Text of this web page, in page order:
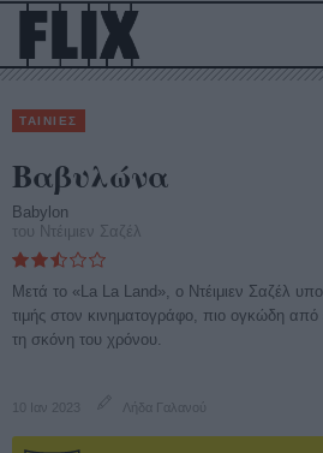
ΤΑΙΝΙΕΣ
Βαβυλώνα
Babylon
του Ντέιμιεν Σαζέλ
Μετά το «La La Land», ο Ντέιμιεν Σαζέλ
τιμής στον κινηματογράφο, πιο ογκώδη
τη σκόνη του χρόνου.
10 Ιαν 2023 Λήδα Γαλανού